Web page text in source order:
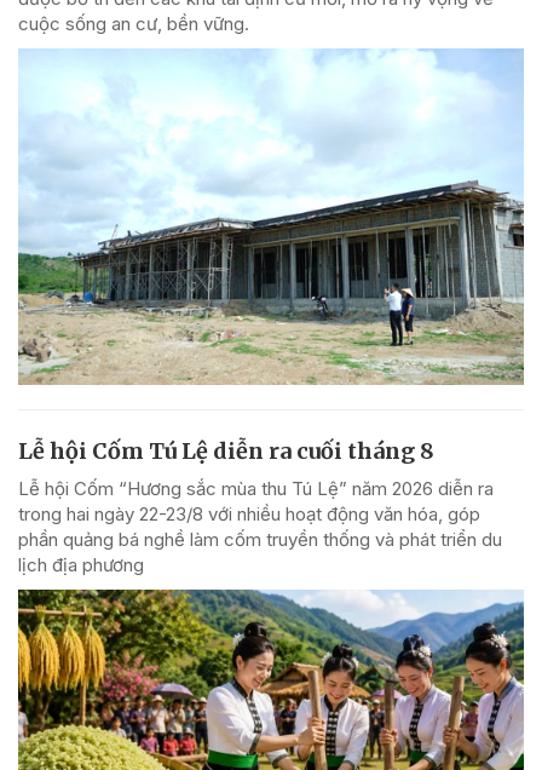
cuộc sống an cư, bền vững.
Lễ hội Cốm Tú Lệ diễn ra cuối tháng 8
Lễ hội Cốm “Hương sắc mùa thu Tú Lệ” năm 2026 diễn ra
trong hai ngày 22-23/8 với nhiều hoạt động văn hóa, góp
phần quảng bá nghề làm cốm truyền thống và phát triển du
lịch địa phương